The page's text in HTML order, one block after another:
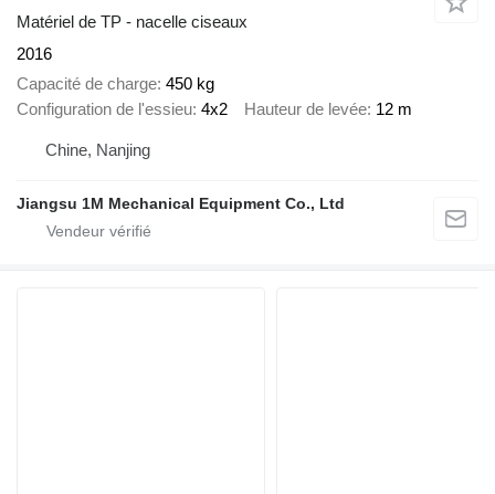
Matériel de TP - nacelle ciseaux
2016
Capacité de charge 450 kg
Configuration de l'essieu 4x2 Hauteur de levée 12 m
Chine, Nanjing
Jiangsu 1M Mechanical Equipment Co., Ltd